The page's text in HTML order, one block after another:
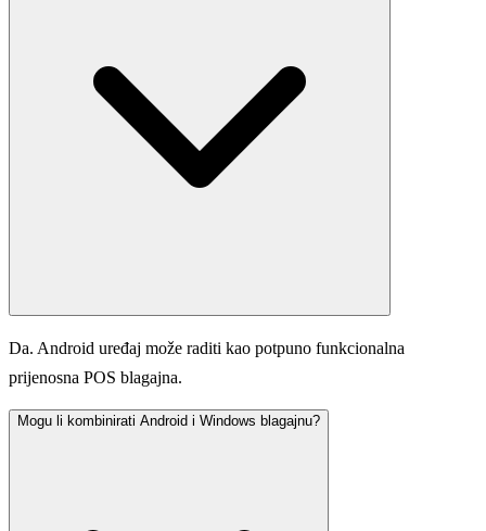
Da. Android uređaj može raditi kao potpuno funkcionalna
prijenosna POS blagajna.
Mogu li kombinirati Android i Windows blagajnu?